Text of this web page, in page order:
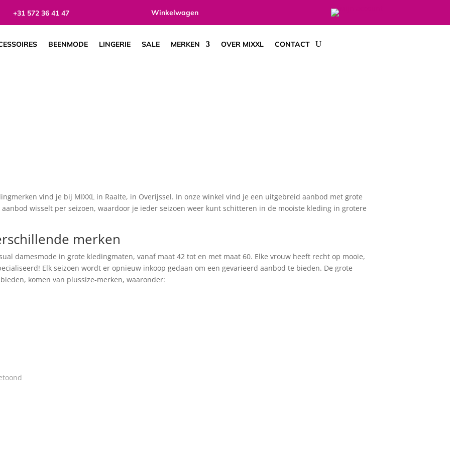
+31 572 36 41 47 Winkelwagen
BEENMODE LINGERIE SALE MERKEN OVER MIXXL CONTACT
in Overijssel
vind je bij MIXXL in Raalte, in Overijssel. In onze winkel vind je een uitgebreid aanbod met grote
wisselt per seizoen, waardoor je ieder seizoen weer kunt schitteren in de mooiste kleding in grotere
merken
damesmode in grote kledingmaten, vanaf maat 42 tot en met maat 60. Elke vrouw heeft recht op mooie,
Elk seizoen wordt er opnieuw inkoop gedaan om een gevarieerd aanbod te bieden. De grote
komen van plussize-merken, waaronder: